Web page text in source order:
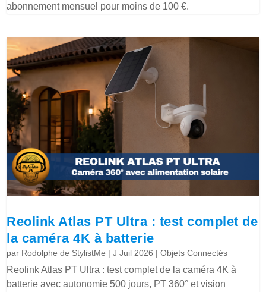
abonnement mensuel pour moins de 100 €.
Reolink Atlas PT Ultra : test complet de
la caméra 4K à batterie
par Rodolphe de StylistMe |J Juil 2026 |Objets Connectés
Reolink Atlas PT Ultra : test complet de la caméra 4K à
batterie avec autonomie 500 jours, PT 360° et vision